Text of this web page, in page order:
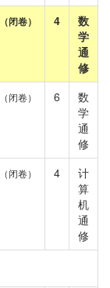
闭卷） 4
数
学
通
修
闭卷） 6
数
学
通
修
闭卷） 4
计
算
机
通
修